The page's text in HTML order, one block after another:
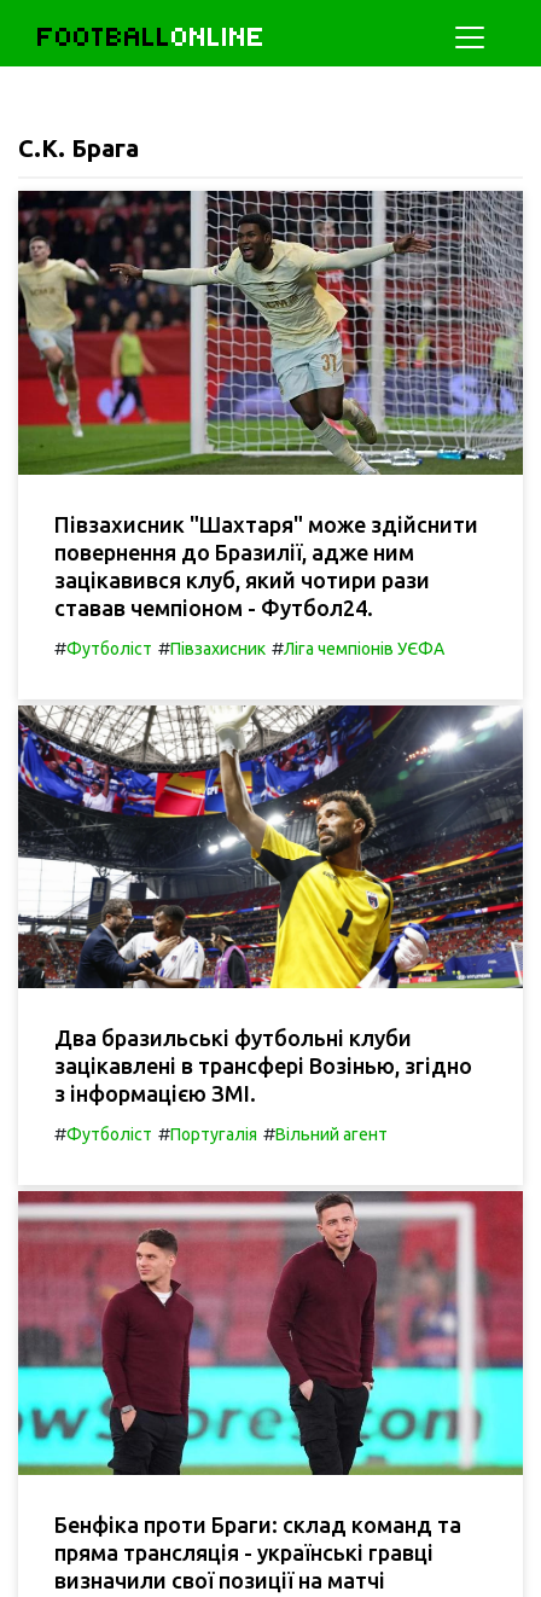
FOOTBALLONLINE
С.К. Брага
Півзахисник "Шахтаря" може здійснити
повернення до Бразилії, адже ним
зацікавився клуб, який чотири рази
ставав чемпіоном - Футбол24.
#Футболіст #Півзахисник #Ліга чемпіонів УЄФА
Два бразильські футбольні клуби
зацікавлені в трансфері Возінью, згідно
з інформацією ЗМІ.
#Футболіст #Португалія #Вільний агент
Бенфіка проти Браги: склад команд та
пряма трансляція - українські гравці
визначили свої позиції на матчі